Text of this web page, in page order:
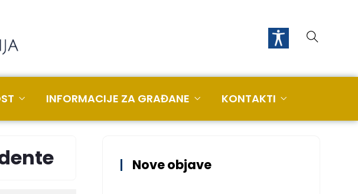
INFORMACIJE ZA GRAĐANE KONTAKTI
Nove objave